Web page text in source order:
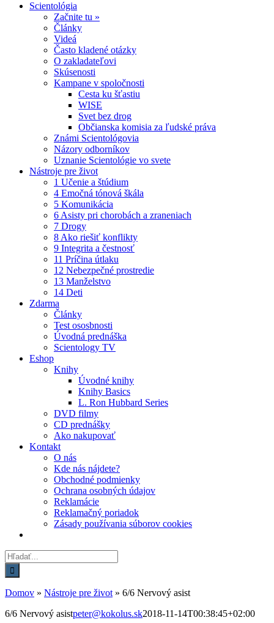
Scientológia
Začnite tu »
Články
Videá
Často kladené otázky
O zakladateľovi
Skúsenosti
Kampane v spoločnosti
Cesta ku šťastiu
WISE
Svet bez drog
Občianska komisia za ľudské práva
Známi Scientológovia
Názory odborníkov
Uznanie Scientológie vo svete
Nástroje pre život
1 Učenie a štúdium
4 Emočná tónová škála
5 Komunikácia
6 Asisty pri chorobách a zraneniach
7 Drogy
8 Ako riešiť konflikty
9 Integrita a čestnosť
11 Príčina útlaku
12 Nebezpečné prostredie
13 Manželstvo
14 Deti
Zdarma
Články
Test ososbnosti
Úvodná prednáška
Scientology TV
Eshop
Knihy
Úvodné knihy
Knihy Basics
L. Ron Hubbard Series
DVD filmy
CD prednášky
Ako nakupovať
Kontakt
O nás
Kde nás nájdete?
Obchodné podmienky
Ochrana osobných údajov
Reklamácie
Reklamačný poriadok
Zásady používania súborov cookies
Hľadať:
Domov » Nástroje pre život » 6/6 Nervový asist
6/6 Nervový asistpeter@kokolus.sk2018-11-14T00:38:45+02:00